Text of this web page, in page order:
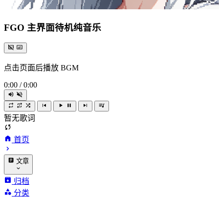
FGO 主界面待机纯音乐
点击页面后播放 BGM
0:00 / 0:00
暂无歌词
首页
文章
归档
分类